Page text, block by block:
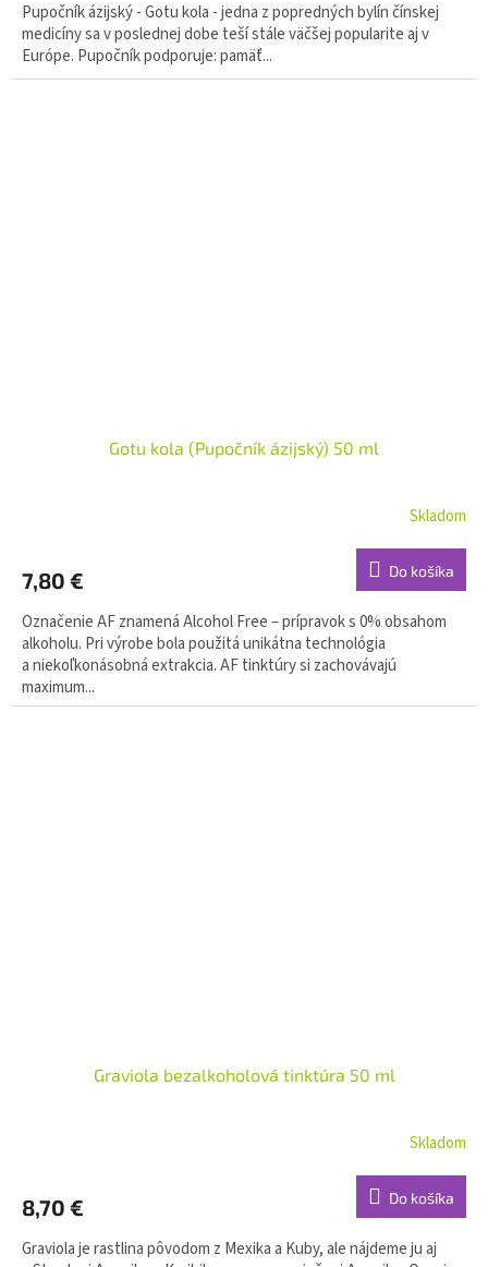
Pupočník ázijský - Gotu kola - jedna z popredných bylín čínskej
medicíny sa v poslednej dobe teší stále väčšej popularite aj v
Európe. Pupočník podporuje: pamäť...
Gotu kola (Pupočník ázijský) 50 ml
Skladom
7,80 € Do košíka
Označenie AF znamená Alcohol Free – prípravok s 0% obsahom
alkoholu. Pri výrobe bola použitá unikátna technológia
a niekoľkonásobná extrakcia. AF tinktúry si zachovávajú
maximum...
Graviola bezalkoholová tinktúra 50 ml
Skladom
8,70 € Do košíka
Graviola je rastlina pôvodom z Mexika a Kuby, ale nájdeme ju aj